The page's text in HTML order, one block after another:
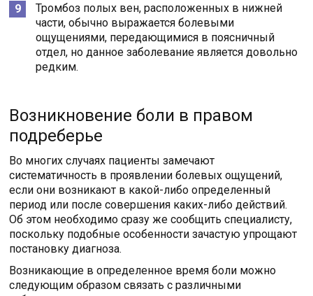
Тромбоз полых вен, расположенных в нижней
части, обычно выражается болевыми
ощущениями, передающимися в поясничный
отдел, но данное заболевание является довольно
редким.
Возникновение боли в правом
подреберье
Во многих случаях пациенты замечают
систематичность в проявлении болевых ощущений,
если они возникают в какой-либо определенный
период или после совершения каких-либо действий.
Об этом необходимо сразу же сообщить специалисту,
поскольку подобные особенности зачастую упрощают
постановку диагноза.
Возникающие в определенное время боли можно
следующим образом связать с различными